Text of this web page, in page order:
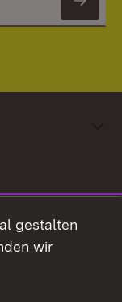
gestalten
wir